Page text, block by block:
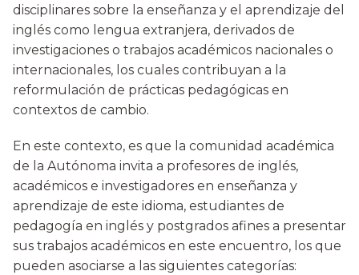
disciplinares sobre la enseñanza y el aprendizaje del
inglés como lengua extranjera, derivados de
investigaciones o trabajos académicos nacionales o
internacionales, los cuales contribuyan a la
reformulación de prácticas pedagógicas en
contextos de cambio.
En este contexto, es que la comunidad académica
de la Autónoma invita a profesores de inglés,
académicos e investigadores en enseñanza y
aprendizaje de este idioma, estudiantes de
pedagogía en inglés y postgrados afines a presentar
sus trabajos académicos en este encuentro, los que
pueden asociarse a las siguientes categorías: